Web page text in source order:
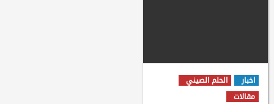
اخبار
الحلم الصيني
مقالات